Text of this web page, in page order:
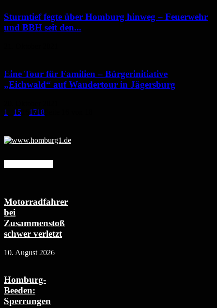
Sturmtief fegte über Homburg hinweg – Feuerwehr
und BBH seit den...
Eine Tour für Familien – Bürgerinitiative
„Eichwald“ auf Wandertour in Jägersburg
1
15 1718
Motorradfahrer
bei
Zusammenstoß
schwer verletzt
10. August 2026
Homburg-
Beeden:
Sperrungen